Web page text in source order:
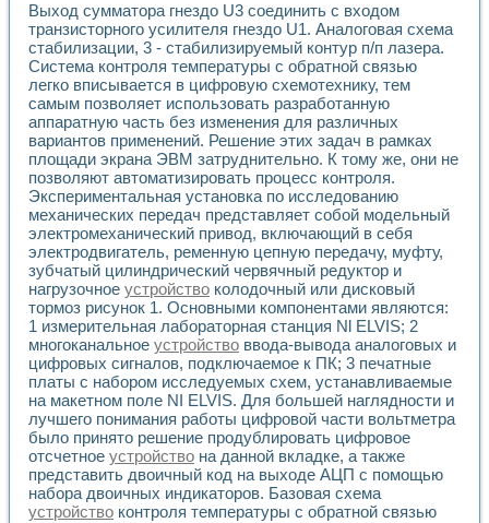
Автоматизированные лабораторные комплексы для
Виртуальный прибор для исследования нелинейных
Использование виртуальных приборов в процесе
Использование программ ELECTRONICS WORKBENCH-
Лабораторный практикум по дисциплине «Цифровые
Лабораторный практикум по ИНС на основе LabVIEW
Лабораторный практикум по основам теории коммутации
Опыт использования NI LabVIEW для создания
Применение LabVIEW для исследования течения в
Создание виртуальной работы «Изучение магнитных
Обратный маятник
Устройство для изучения основ интерфейсов обмена по
Лабораторный практикум: изучение адиабатического
Стенд для исследования электрических переходных
Система статистической обработки результатов
Автоматизация лазерно-плазменных измерений с
Модельно-измерительный комплекс. Назначение. Состав.
Использование технологий NATIONAL INSTRUMENTS
Учебный практикум "Спектральный и корреляционный
Учебный стенд для исследования принципа действия
Оборудование и программное обеспечение учебных
Виртуальный лабораторный практикум для изучения
Управление роботом ТУР-10 средствами LabVIEW
Аппаратно-программный комплекс для исследования
Автоматизированный дистанционный лабораторный
Выход сумматора гнездо U3 соединить с входом
транзисторного усилителя гнездо U1. Аналоговая схема
стабилизации, 3 - стабилизируемый контур п/п лазера.
Система контроля температуры с обратной связью
легко вписывается в цифровую схемотехнику, тем
самым позволяет использовать разработанную
аппаратную часть без изменения для различных
вариантов применений. Решение этих задач в рамках
площади экрана ЭВМ затруднительно. К тому же, они не
позволяют автоматизировать процесс контроля.
Экспериментальная установка по исследованию
механических передач представляет собой модельный
электромеханический привод, включающий в себя
электродвигатель, ременную цепную передачу, муфту,
зубчатый цилиндрический червячный редуктор и
нагрузочное устройство колодочный или дисковый
тормоз рисунок 1. Основными компонентами являются:
1 измерительная лабораторная станция Nl ELVIS; 2
многоканальное устройство ввода-вывода аналоговых и
цифровых сигналов, подключаемое к ПК; 3 печатные
платы с набором исследуемых схем, устанавливаемые
на макетном поле NI ELVIS. Для большей наглядности и
лучшего понимания работы цифровой части вольтметра
было принято решение продублировать цифровое
отсчетное устройство на данной вкладке, а также
представить двоичный код на выходе АЦП с помощью
набора двоичных индикаторов. Базовая схема
устройство контроля температуры с обратной связью